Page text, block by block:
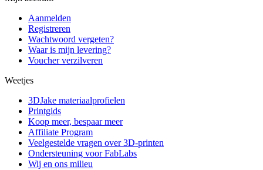
Aanmelden
Registreren
Wachtwoord vergeten?
Waar is mijn levering?
Voucher verzilveren
Weetjes
3DJake materiaalprofielen
Printgids
Koop meer, bespaar meer
Affiliate Program
Veelgestelde vragen over 3D-printen
Ondersteuning voor FabLabs
Wij en ons milieu